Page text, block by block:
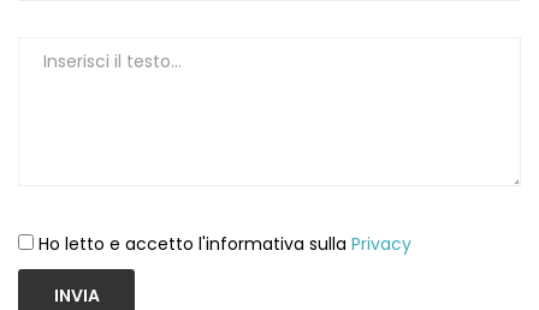
Ho letto e accetto l'informativa sulla Privacy
INVIA